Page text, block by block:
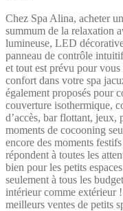
Chez Spa Alina, acheter
summum de la relaxation
lumineuse, LED
panneau de contrôle
et tout est prévu pour
confort dans votre spa
également proposés pour
couverture isothermique,
d’accès, bar flottant,
moments de cocooning
encore des moments
répondent à toutes les
bien pour les petits
seulement à tous les
intérieur comme extérieur
meilleurs ventes de petits